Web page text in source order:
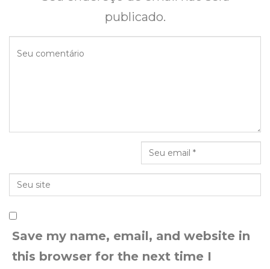
publicado.
Save my name, email, and website in
this browser for the next time I